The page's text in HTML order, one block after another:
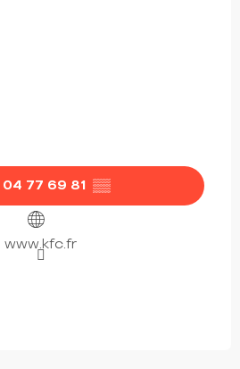
04 77 69 81 ▒▒
www.kfc.fr